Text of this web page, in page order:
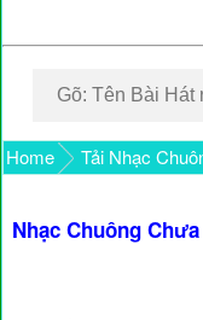
Home Tải Nhạc
Nhạc Chuông